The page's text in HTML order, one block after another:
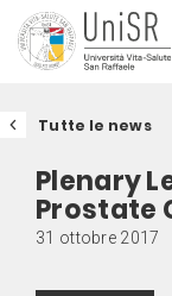
Tutte le news
Plenary
Prostate
31 ottobre 2017